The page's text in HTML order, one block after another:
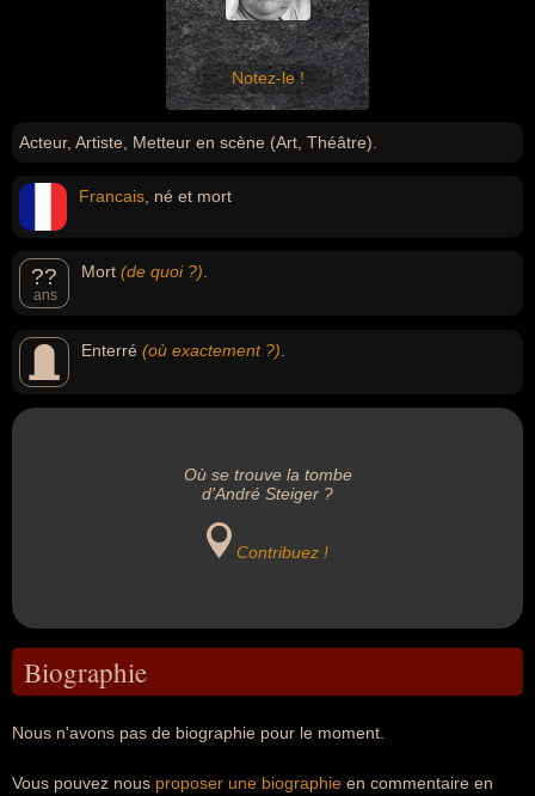
Notez-le !
Acteur, Artiste, Metteur en scène (Art, Théâtre).
Francais , né et mort
??
ans
Mort (de quoi ?)
Enterré (où exactement ?)
Où se trouve la tombe
d'André Steiger ?
Contribuez !
Biographie
Nous n'avons pas de biographie pour le moment.
Vous pouvez nous proposer une biographie en commentaire en